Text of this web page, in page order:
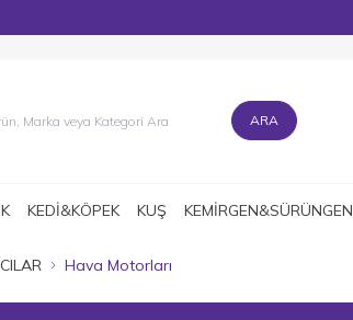
ARA
KEDİ&KÖPEK KUŞ KEMİRGEN&SÜRÜNGEN
Hava Motorları